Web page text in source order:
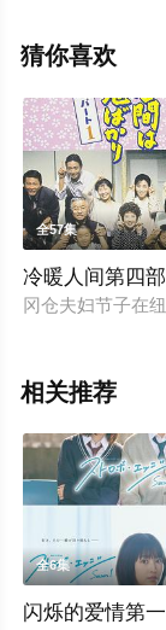
手机免费观看高
等平台了解。
猜你喜欢
全57集
冷暖人间第四
冈仓夫妇节子在
相关推荐
全6集
闪烁的爱情第